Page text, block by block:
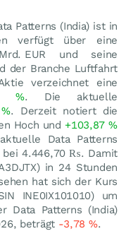
Patterns (India) ist in
verfügt über eine
EUR und seine
der Branche Luftfahrt
verzeichnet eine
%. Die aktuelle
%. Derzeit notiert die
Hoch und +103,87%
Data Patterns
4.446,70 ₨. Damit
in 24 Stunden
hat sich der Kurs
INE0IX101010) um
Data Patterns (India)
beträgt -3,78 %.